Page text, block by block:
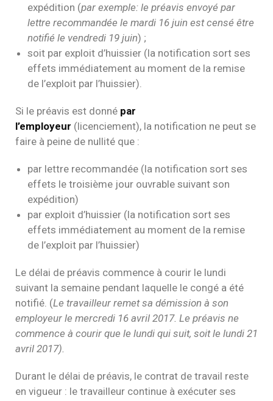
expédition (par exemple: le préavis envoyé par
lettre recommandée le mardi 16 juin est censé être
notifié le vendredi 19 juin) ;
soit par exploit d’huissier (la notification sort ses
effets immédiatement au moment de la remise
de l’exploit par l’huissier).
Si le préavis est donné par
l’employeur (licenciement), la notification ne peut se
faire à peine de nullité que :
par lettre recommandée (la notification sort ses
effets le troisième jour ouvrable suivant son
expédition)
par exploit d’huissier (la notification sort ses
effets immédiatement au moment de la remise
de l’exploit par l’huissier)
Le délai de préavis commence à courir le lundi
suivant la semaine pendant laquelle le congé a été
notifié. (Le travailleur remet sa démission à son
employeur le mercredi 16 avril 2017. Le préavis ne
commence à courir que le lundi qui suit, soit le lundi 21
avril 2017).
Durant le délai de préavis, le contrat de travail reste
en vigueur : le travailleur continue à exécuter ses